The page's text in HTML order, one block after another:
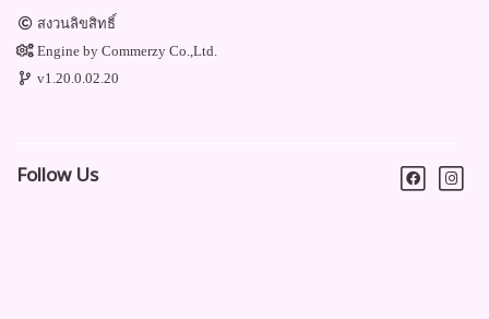
สงวนลิขสิทธิ์
Engine byCommerzy Co.,Ltd.
v1.20.0.02.20
Follow Us